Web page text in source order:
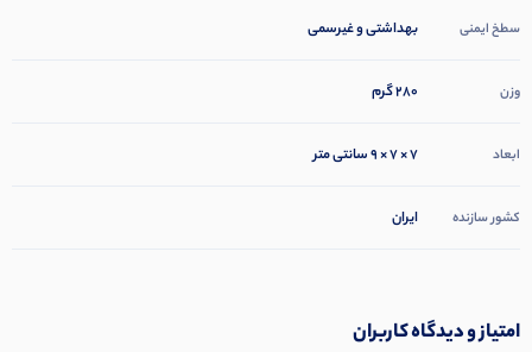
سطخ ایمنی بهداشتی و غیرسمی
وزن 280 گرم
ابعاد 7 × 7 × 9 سانتی متر
کشور سازنده ایران
امتیاز و دیدگاه کاربران